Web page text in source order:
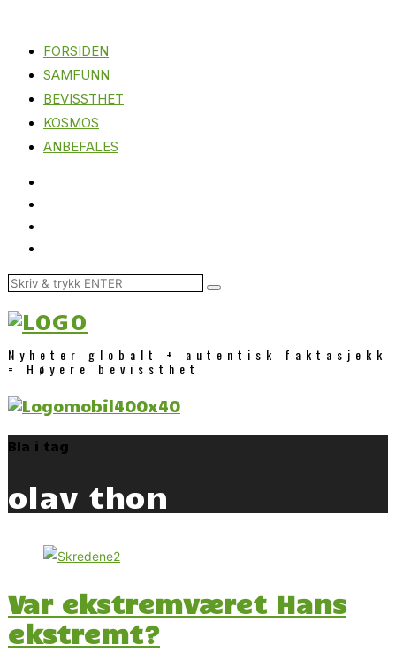
FORSIDEN
SAMFUNN
BEVISSTHET
KOSMOS
ANBEFALES
Nyheter globalt + autentisk faktasjekk
= Høyere bevissthet
Bla i tag
olav thon
Var ekstremværet Hans
ekstremt?